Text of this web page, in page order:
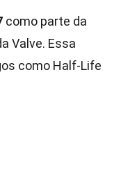
como parte da
Valve. Essa
como Half-Life